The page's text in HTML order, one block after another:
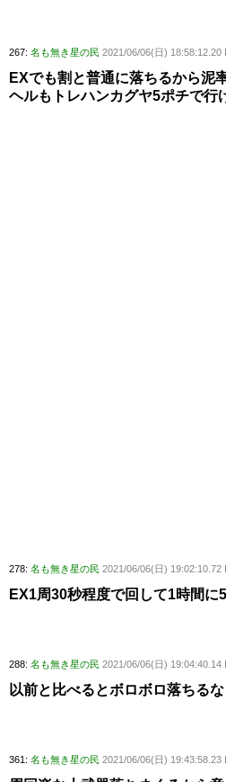
267: 名も無き星の民 2021/06/06(日) 18:58:12.20
EXでも割と普通に落ちるから泥
ヘルもトレハンカグヤ5ポチで行
278: 名も無き星の民 2021/06/06(日) 19:02:10.72
EX1周30秒程度で回して1時間に
288: 名も無き星の民 2021/06/06(日) 19:04:40.14
以前と比べるとボロボロ落ちるな
361: 名も無き星の民 2021/06/06(日) 19:43:58.23